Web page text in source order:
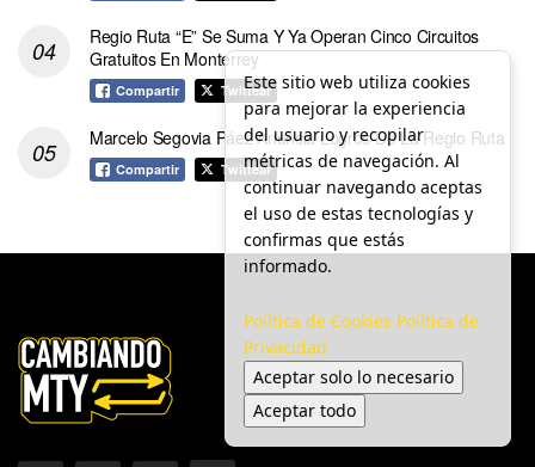
Regio Ruta “E” Se Suma Y Ya Operan Cinco Circuitos
Gratuitos En Monterrey
Compartir Twittear
Marcelo Segovia Páez Anuncia Logros De La Regio Ruta
Compartir Twittear
Este sitio web utiliza cookies
para mejorar la experiencia
del usuario y recopilar
métricas de navegación. Al
continuar navegando aceptas
el uso de estas tecnologías y
confirmas que estás
informado.
Política de Cookies Política de
Privacidad
Aceptar solo lo necesario
Aceptar todo